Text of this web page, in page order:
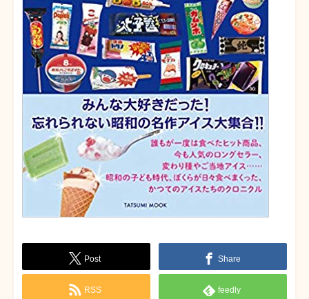
Post Share
RSS feedly